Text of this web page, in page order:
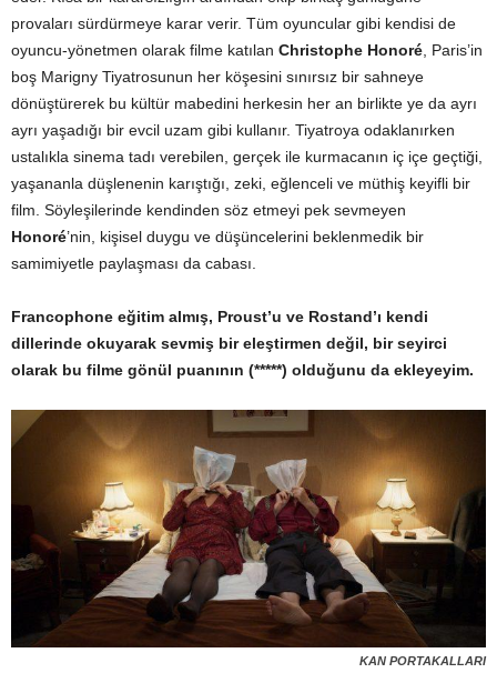
provaları sürdürmeye karar verir. Tüm oyuncular gibi kendisi de
oyuncu-yönetmen olarak filme katılan Christophe Honoré , Paris’in
boş Marigny Tiyatrosunun her köşesini sınırsız bir sahneye
dönüştürerek bu kültür mabedini herkesin her an birlikte ye da ayrı
ayrı yaşadığı bir evcil uzam gibi kullanır. Tiyatroya odaklanırken
ustalıkla sinema tadı verebilen, gerçek ile kurmacanın iç içe geçtiği,
yaşananla düşlenenin karıştığı, zeki, eğlenceli ve müthiş keyifli bir
film. Söyleşilerinde kendinden söz etmeyi pek sevmeyen
Honoré’nin, kişisel duygu ve düşüncelerini beklenmedik bir
samimiyetle paylaşması da cabası.
Francophone eğitim almış, Proust’u ve Rostand’ı kendi
dillerinde okuyarak sevmiş bir eleştirmen değil, bir seyirci
olarak bu filme gönül puanının (*****) olduğunu da ekleyeyim.
KAN PORTAKALLARI